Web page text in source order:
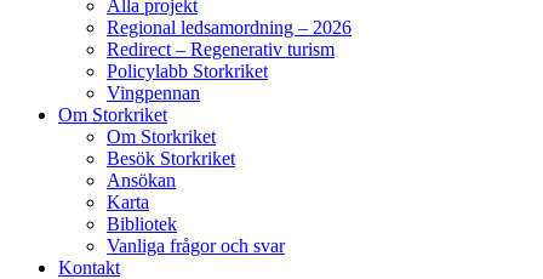
Alla projekt
Regional ledsamordning – 2026
Redirect – Regenerativ turism
Policylabb Storkriket
Vingpennan
Om Storkriket
Om Storkriket
Besök Storkriket
Ansökan
Karta
Bibliotek
Vanliga frågor och svar
Kontakt